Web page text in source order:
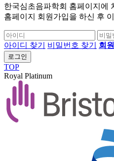
한국심초음파학회 홈페이지에
홈페이지 회원가입을 하신 후
아이디 찾기 비밀번호 찾기 회
로그인
TOP
Royal Platinum